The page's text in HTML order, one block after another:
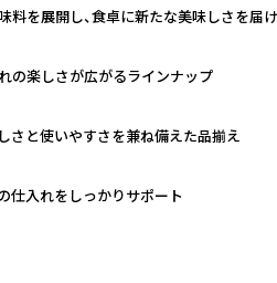
料を展開し、食卓に新たな美味しさを届
の楽しさが広がるラインナップ
さと使いやすさを兼ね備えた品揃え
仕入れをしっかりサポート